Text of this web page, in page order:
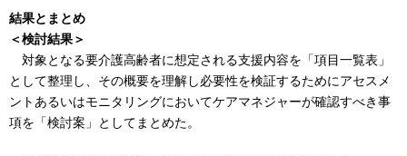
結果とまとめ
＜検討結果＞
対象となる要介護高齢者に想定される支援内容を「項目一覧表」
として整理し、その概要を理解し必要性を検証するためにアセスメ
ントあるいはモニタリングにおいてケアマネジャーが確認すべき事
項を「検討案」としてまとめた。